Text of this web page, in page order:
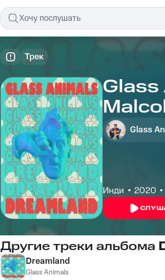
Трек
Glass
Инди 2020
Другие треки альбома
Dreamland
Glass Animals